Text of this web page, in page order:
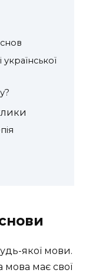
якої мови.
мова має свої